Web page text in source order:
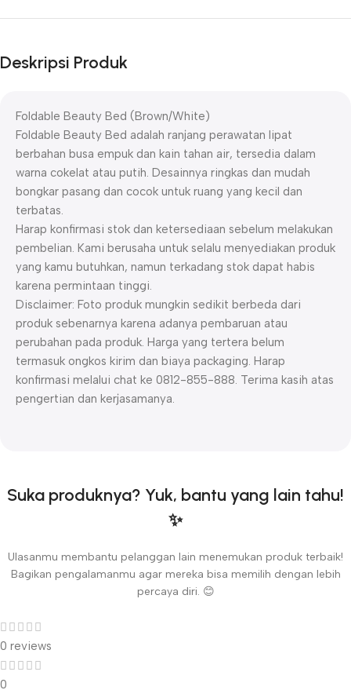
Deskripsi Produk
Foldable Beauty Bed (Brown/White)
Foldable Beauty Bed adalah ranjang perawatan lipat
berbahan busa empuk dan kain tahan air, tersedia dalam
warna cokelat atau putih. Desainnya ringkas dan mudah
bongkar pasang dan cocok untuk ruang yang kecil dan
terbatas.
Harap konfirmasi stok dan ketersediaan sebelum melakukan
pembelian. Kami berusaha untuk selalu menyediakan produk
yang kamu butuhkan, namun terkadang stok dapat habis
karena permintaan tinggi.
Disclaimer: Foto produk mungkin sedikit berbeda dari
produk sebenarnya karena adanya pembaruan atau
perubahan pada produk. Harga yang tertera belum
termasuk ongkos kirim dan biaya packaging. Harap
konfirmasi melalui chat ke 0812-855-888. Terima kasih atas
pengertian dan kerjasamanya.
Suka produknya? Yuk, bantu yang lain tahu!
✨
Ulasanmu membantu pelanggan lain menemukan produk terbaik!
Bagikan pengalamanmu agar mereka bisa memilih dengan lebih
percaya diri. 😊
0 reviews
0